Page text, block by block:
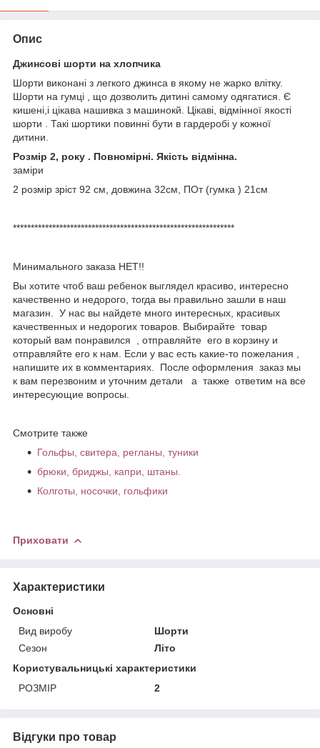
Опис
Джинсові шорти на хлопчика
Шорти виконані з легкого джинса в якому не жарко влітку.
Шорти на гумці , що дозволить дитині самому одягатися. Є
кишені,і цікава нашивка з машинокй. Цікаві, відмінної якості
шорти . Такі шортики повинні бути в гардеробі у кожної
дитини.
Розмір 2, року . Повномірні. Якість відмінна.
заміри
2 розмір зріст 92 см, довжина 32см, ПОт (гумка ) 21см
**************************************************************
Минимального заказа НЕТ!!
Вы хотите чтоб ваш ребенок выглядел красиво, интересно
качественно и недорого, тогда вы правильно зашли в наш
магазин. У нас вы найдете много интересных, красивых
качественных и недорогих товаров. Выбирайте товар
который вам понравился , отправляйте его в корзину и
отправляйте его к нам. Если у вас есть какие-то пожелания ,
напишите их в комментариях. После оформления заказ мы
к вам перезвоним и уточним детали а также ответим на все
интересующие вопросы.
Смотрите также
Гольфы, свитера, регланы, туники
брюки, бриджы, капри, штаны.
Колготы, носочки, гольфики
Приховати
Характеристики
Основні
Вид виробу
Шорти
Сезон
Літо
Користувальницькі характеристики
РОЗМІР
2
Відгуки про товар